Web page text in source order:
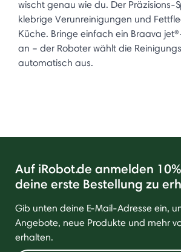
wischt genau wie du. Der Präzisions-
klebrige Verunreinigungen und
Küche. Bringe einfach ein Braava
an – der Roboter wählt die
automatisch aus.
Auf iRobot.de anmelden
deine erste Bestellung zu
Gib unten deine E-Mail-Adresse ein,
Angebote, neue Produkte und mehr
erhalten.